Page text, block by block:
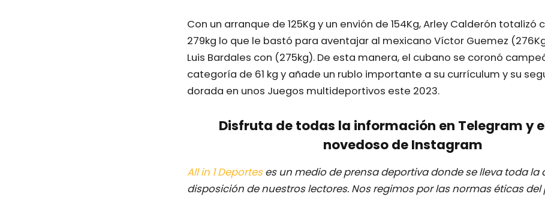
Con un arranque de 125Kg y un envión de 154Kg, Arley Calderón totalizó
279kg lo que le bastó para aventajar al mexicano Víctor Guemez
Luis Bardales con (275kg). De esta manera, el cubano se coronó
categoría de 61 kg y añade un rublo importante a su currículum y su
dorada en unos Juegos multideportivos este 2023.
Disfruta de todas la información en Telegram y
novedoso de Instagram
All in 1 Deporteses un medio de prensa deportiva donde se lleva toda la
disposición de nuestros lectores. Nos regimos por las normas éticas